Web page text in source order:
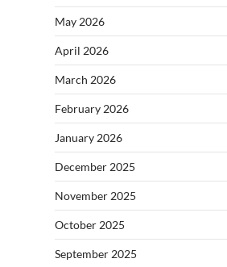
May 2026
April 2026
March 2026
February 2026
January 2026
December 2025
November 2025
October 2025
September 2025